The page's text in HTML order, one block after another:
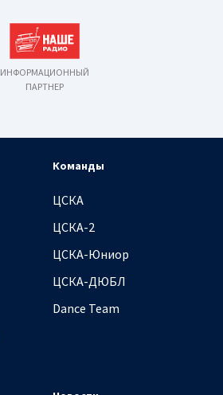
ИНФОРМАЦИОННЫЙ
ПАРТНЕР
Команды
ЦСКА
ЦСКА-2
ЦСКА-Юниор
ЦСКА-ДЮБЛ
Dance Team